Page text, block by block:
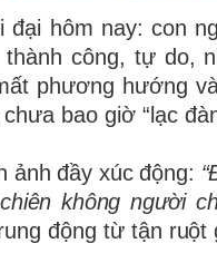
hôm nay: con
công, tự do,
phương hướng
bao giờ “lạc
ảnh đầy xúc động:
không người
động từ tận ruột